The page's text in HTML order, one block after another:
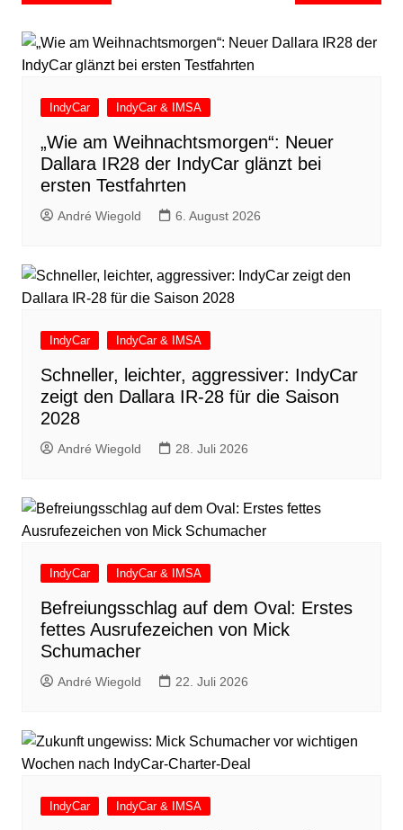
IndyCar IndyCar & IMSA
„Wie am Weihnachtsmorgen“: Neuer
Dallara IR28 der IndyCar glänzt bei
ersten Testfahrten
André Wiegold 6. August 2026
IndyCar IndyCar & IMSA
Schneller, leichter, aggressiver: IndyCar
zeigt den Dallara IR-28 für die Saison
2028
André Wiegold 28. Juli 2026
IndyCar IndyCar & IMSA
Befreiungsschlag auf dem Oval: Erstes
fettes Ausrufezeichen von Mick
Schumacher
André Wiegold 22. Juli 2026
IndyCar IndyCar & IMSA